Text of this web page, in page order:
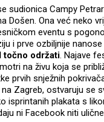
sudionica Campy
Došen. Ona već neko
eventu s
i prve ozbiljnije
točno održati. Najave
na živu koja se
prvih snježnih
Zagreb, ostvaruju se
isprintanih plakata s
ni Facebook niti